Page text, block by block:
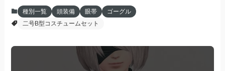
種別一覧 頭装備 眼帯
ゴーグル
二号B型コスチュームセット